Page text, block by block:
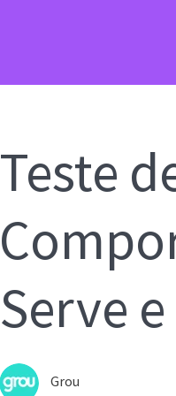
Teste
Serve
Grou